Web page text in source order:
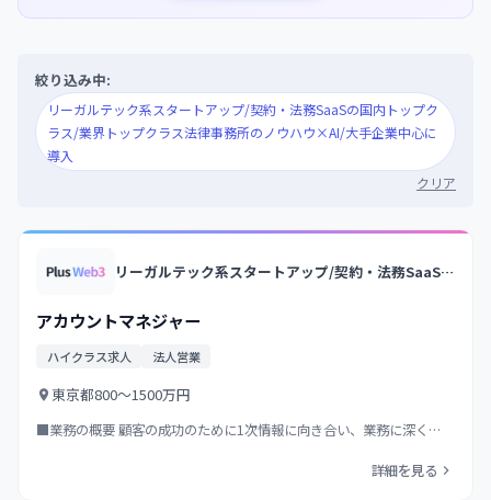
絞り込み中:
リーガルテック系スタートアップ/契約・法務SaaSの国内トップク
ラス/業界トップクラス法律事務所のノウハウ×AI/大手企業中心に
導入
クリア
リーガルテック系スタートアップ/契約・法務SaaSの国内トップクラス/業界トップクラス法律事務所のノウハウ×AI/大手企業中心に導入
アカウントマネジャー
ハイクラス求人 法人営業
東京都800〜1500万円
■業務の概要 顧客の成功のために1次情報に向き合い、業務に深く…
詳細を見る